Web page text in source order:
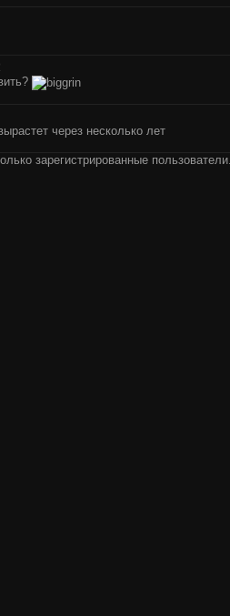
через несколько лет
зарегистрированные пользователи.